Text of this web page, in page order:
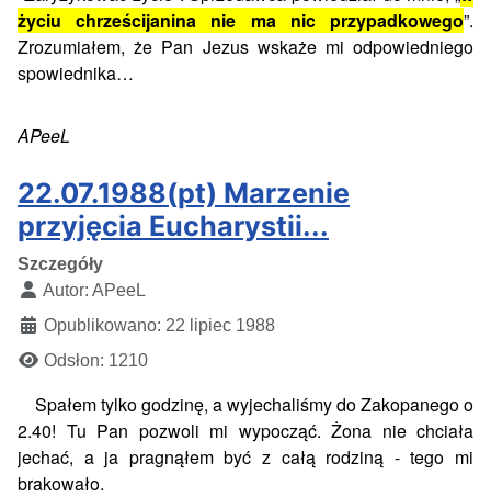
życiu chrześcijanina nie ma nic przypadkowego”.
Zrozumiałem, że Pan Jezus wskaże mi odpowiedniego
spowiednika…
APeeL
22.07.1988(pt) Marzenie
przyjęcia Eucharystii...
Szczegóły
Autor: APeeL
Opublikowano: 22 lipiec 1988
Odsłon: 1210
Spałem tylko godzinę, a wyjechaliśmy do Zakopanego o
2.40! Tu Pan pozwoli mi wypocząć. Żona nie chciała
jechać, a ja pragnąłem być z całą rodziną - tego mi
brakowało.